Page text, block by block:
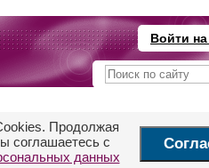
Войти
Продолжая
соглашаетесь с
данных